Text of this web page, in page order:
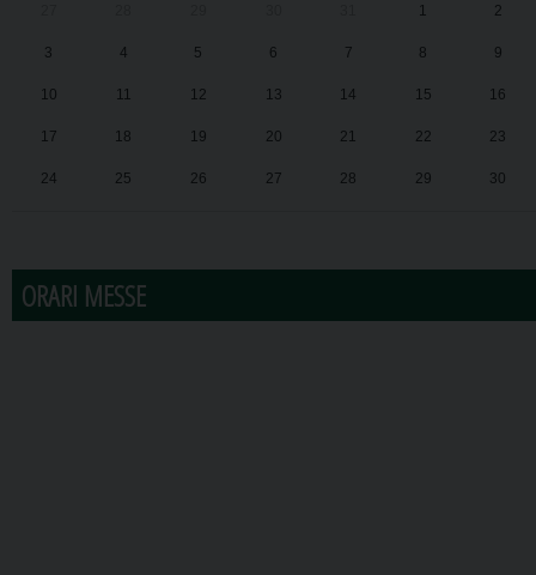
1 2
3 4 5 6 7 8 9
10 11 12 13 14 15 16
17 18 19 20 21 22 23
24 25 26 27 28 29 30
ORARI MESSE